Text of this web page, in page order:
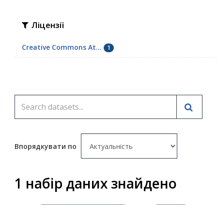
Ліцензії
Creative Commons At... 1
Впорядкувати по
1 набір даних знайдено